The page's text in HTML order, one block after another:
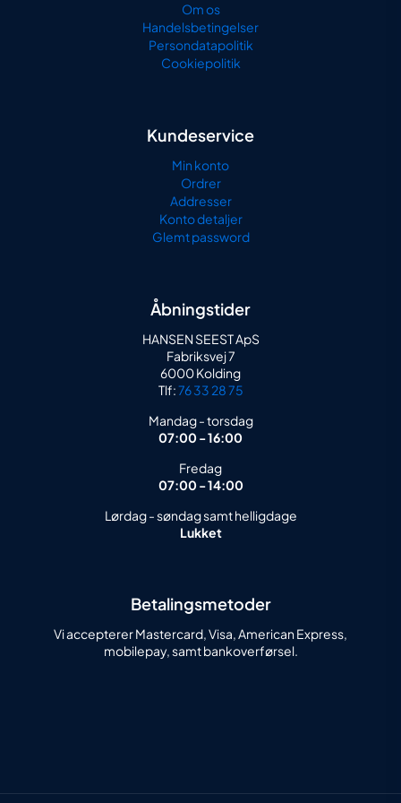
Om os
Handelsbetingelser
Persondatapolitik
Cookiepolitik
Kundeservice
Min konto
Ordrer
Addresser
Konto detaljer
Glemt password
Åbningstider
HANSEN SEEST ApS
Fabriksvej 7
6000 Kolding
Tlf:76 33 28 75
Mandag - torsdag
07:00 - 16:00
Fredag
07:00 - 14:00
Lørdag - søndag samt helligdage
Lukket
Betalingsmetoder
Vi accepterer Mastercard, Visa, American Express,
mobilepay, samt bankoverførsel.